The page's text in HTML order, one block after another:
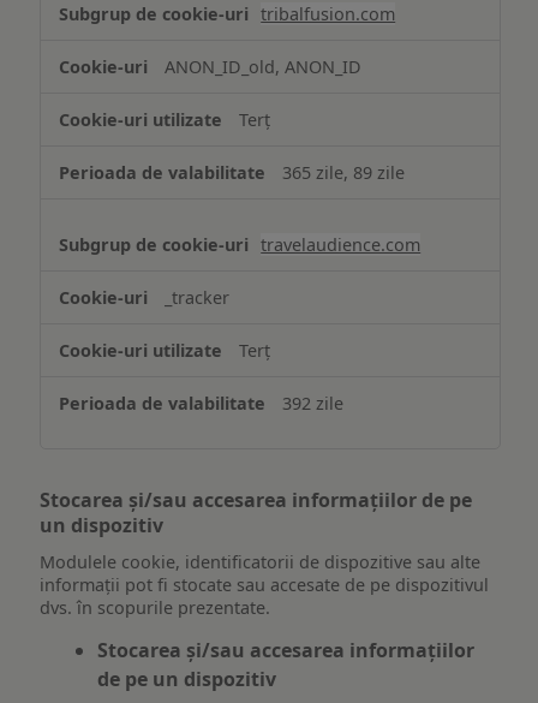
tribalfusion.com
ANON_ID_old, ANON_ID
Terț
365 zile, 89 zile
travelaudience.com
_tracker
Terț
392 zile
Stocarea și/sau accesarea informațiilor de pe
un dispozitiv
Modulele cookie, identificatorii de dispozitive sau alte
informații pot fi stocate sau accesate de pe dispozitivul
dvs. în scopurile prezentate.
Stocarea și/sau accesarea informațiilor
de pe un dispozitiv